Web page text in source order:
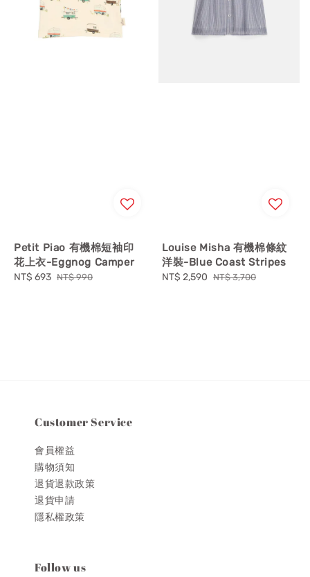
Petit Piao 有機棉短袖印
花上衣-Eggnog Camper
Sale
NT$ 693 Regular
NT$ 990
Louise Misha 有機棉條紋
洋裝-Blue Coast Stripes
Sale
NT$ 2,590 Regular
NT$ 3,700
Customer Service
會員權益
購物須知
退貨退款政策
退貨申請
隱私權政策
Follow us